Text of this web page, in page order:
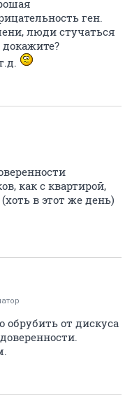
ген.
люди стучаться
как с квартирой,
в этот же день)
обрубить от дискуса